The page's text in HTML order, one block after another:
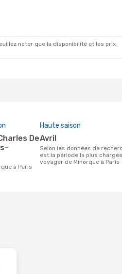
noter que la disponibilité et les prix
à Paris
Haute saison
avril
Selon les données de recherche, avril
est la période la plus chargée
voyager de Minorque à Paris